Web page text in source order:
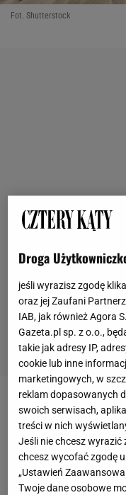
Fot. Shutterstock
Stoły do jadalni –
Stół do jadalnito
całym domu. To
zbiera się cała
Droga
jeśli wyrazisz zgodę
oraz jej Zaufani
IAB, jak również Agora
Gazeta.pl sp. z o.o.,
takie jak adresy IP,
cookie lub inne
marketingowych, w
reklam dopasowanych
swoich serwisach,
treści w nich
Jeśli nie chcesz wyrazić
chcesz wycofać zgodę
„Ustawień
Twoje dane osobowe